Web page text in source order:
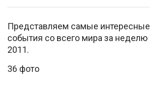
Представляем самые
события со всего мира за
2011.
36 фото